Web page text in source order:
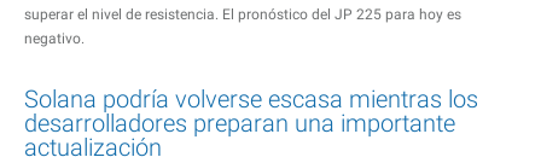
superar el nivel de resistencia. El pronóstico del JP 225 para hoy es
negativo.
Solana podría volverse escasa mientras los
desarrolladores preparan una importante
actualización